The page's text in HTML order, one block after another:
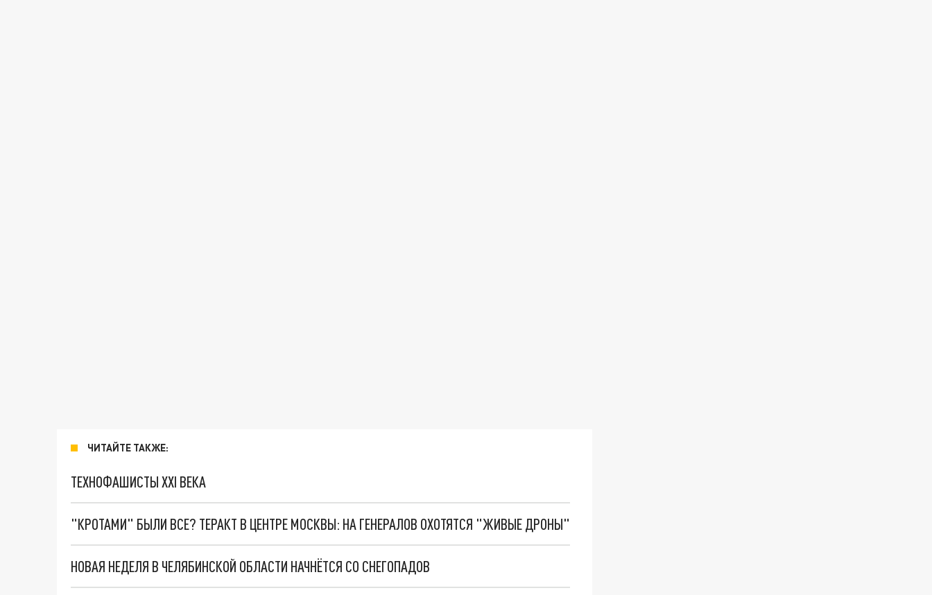
ЧИТАЙТЕ ТАКЖЕ:
ТЕХНОФАШИСТЫ XXI ВЕКА
"КРОТАМИ" БЫЛИ ВСЕ? ТЕРАКТ В ЦЕНТРЕ МОСКВЫ: НА ГЕНЕРАЛОВ ОХОТЯТСЯ "ЖИВЫЕ ДРОНЫ"
НОВАЯ НЕДЕЛЯ В ЧЕЛЯБИНСКОЙ ОБЛАСТИ НАЧНЁТСЯ СО СНЕГОПАДОВ